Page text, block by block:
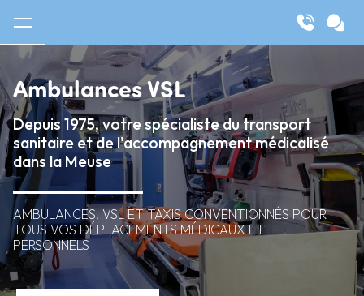
Ambulances VSL
Depuis 1975, votre spécialiste du transport
sanitaire et de l'accompagnement médicalisé
dans la Meuse
AMBULANCES, VSL ET TAXIS CONVENTIONNÉS POUR
TOUS VOS DÉPLACEMENTS MÉDICAUX ET
PERSONNELS